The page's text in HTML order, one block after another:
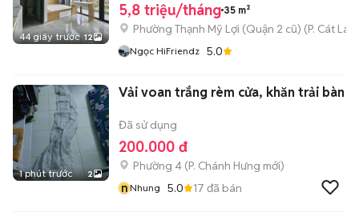
44 giây trước 12
5,8 triệu/tháng 35 m²
Phường Thạnh Mỹ Lợi (Quận 2 cũ) (P. Cát Lái
Ngọc HiFriendz 5.0
1 phút trước 2
Vải voan trắng rèm cửa, khăn trải bàn
Đã sử dụng
200.000 đ
Phường 4 (P. Chánh Hưng mới)
nNhung 5.0 17 đã bán